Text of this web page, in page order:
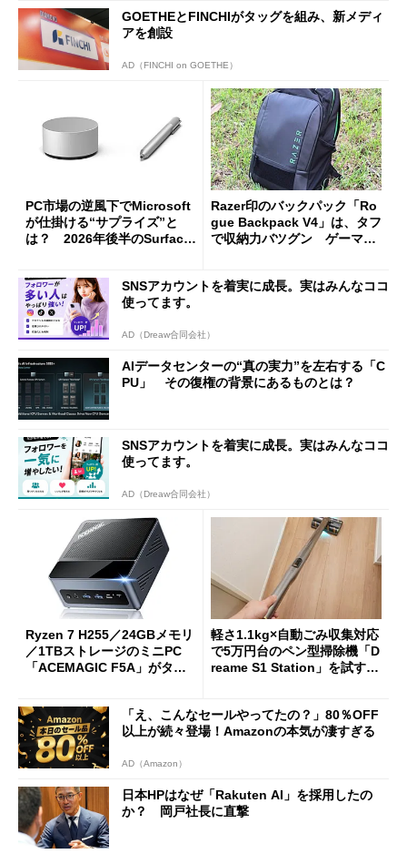
GOETHEとFINCHIがタッグを組み、新メディ
アを創設
AD（FINCHI on GOETHE）
PC市場の逆風下でMicrosoft
が仕掛ける“サプライズ”と
は？ 2026年後半のSurface
Razer印のバックパック「Ro
gue Backpack V4」は、タフ
で収納力バツグン ゲーマー
SNSアカウントを着実に成長。実はみんなココ
使ってます。
AD（Dreaw合同会社）
AIデータセンターの“真の実力”を左右する「C
PU」 その復権の背景にあるものとは？
SNSアカウントを着実に成長。実はみんなココ
使ってます。
AD（Dreaw合同会社）
Ryzen 7 H255／24GBメモリ
／1TBストレージのミニPC
「ACEMAGIC F5A」がタイ
軽さ1.1kg×自動ごみ収集対応
で5万円台のペン型掃除機「D
reame S1 Station」を試す
「え、こんなセールやってたの？」80％OFF
以上が続々登場！Amazonの本気が凄すぎる
AD（Amazon）
日本HPはなぜ「Rakuten AI」を採用したの
か？ 岡戸社長に直撃